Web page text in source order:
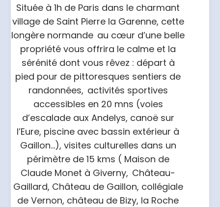
Située à 1h de Paris dans le charmant
village de Saint Pierre la Garenne, cette
longère normande au cœur d’une belle
propriété vous offrira le calme et la
sérénité dont vous rêvez : départ à
pied pour de pittoresques sentiers de
randonnées, activités sportives
accessibles en 20 mns (voies
d’escalade aux Andelys, canoë sur
l’Eure, piscine avec bassin extérieur à
Gaillon…), visites culturelles dans un
périmètre de 15 kms ( Maison de
Claude Monet à Giverny, Château-
Gaillard, Château de Gaillon, collégiale
de Vernon, château de Bizy, la Roche